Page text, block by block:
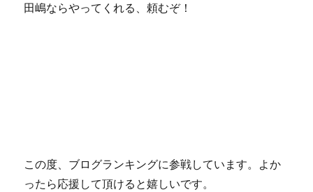
田嶋ならやってくれる、頼むぞ！
この度、ブログランキングに参戦しています。よか
ったら応援して頂けると嬉しいです。